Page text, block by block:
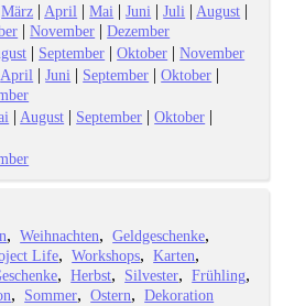
März | April |Mai |Juni |Juli | August |
|November |Dezember
| September |Oktober |November
April |Juni | September |Oktober |
| August | September |Oktober |
Weihnachten
Geldgeschenke
Life Workshops
Karten
Herbst Silvester
Frühling
Sommer Ostern Dekoration